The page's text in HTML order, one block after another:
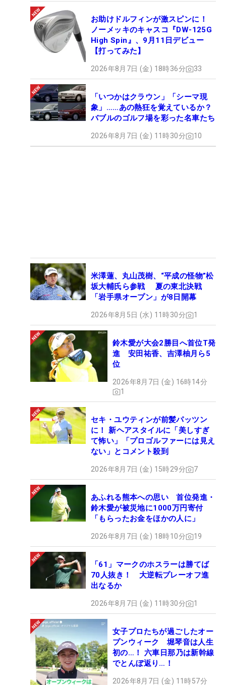
お助けドルフィンが激スピンに！
ノーメッキのキャスコ『DW-125G
High Spin』、9月11日デビュー
【打ってみた】
2026年8月7日 (金) 18時36分 33
「いつかはクラウン」「シーマ現
象」……あの熱狂を覚えているか？
バブルのゴルフ場を彩った名車たち
2026年8月7日 (金) 11時30分 10
米澤蓮、丸山茂樹、“平成の怪物”松
坂大輔氏ら参戦 夏の東北決戦
「岩手県オープン」が8日開幕
2026年8月5日 (水) 11時30分 1
鈴木愛が大会2勝目へ首位T発
進 安田祐香、吉澤柚月ら5
位
2026年8月7日 (金) 16時14分
1
セキ・ユウティンが前髪パッツン
に！ 新ヘアスタイルに「美しすぎ
て怖い」「プロゴルファーには見え
ない」とコメント殺到
2026年8月7日 (金) 15時29分 7
あふれる熊本への思い 首位発進・
鈴木愛が被災地に1000万円寄付
「もらったお金をほかの人に」
2026年8月7日 (金) 18時10分 19
「61」マークのホスラーは勝てば
70人抜き！ 大逆転プレーオフ進
出なるか
2026年8月7日 (金) 11時30分 1
女子プロたちが過ごしたオー
プンウィーク 堀琴音は人生
初の…！ 六車日那乃は新幹線
でとんぼ返り…！
2026年8月7日 (金) 11時57分